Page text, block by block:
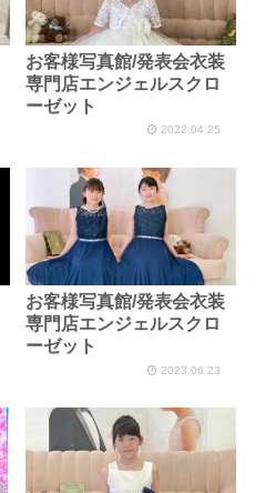
お客様写真館/発表会衣装
専門店エンジェルスクロ
ーゼット
2022.04.25
お客様写真館/発表会衣装
専門店エンジェルスクロ
ーゼット
2023.06.23